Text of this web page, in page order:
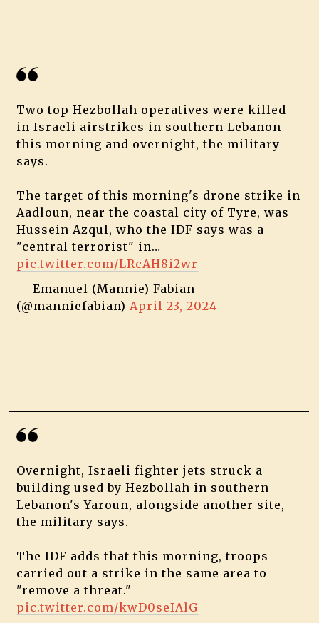
Two top Hezbollah operatives were killed
in Israeli airstrikes in southern Lebanon
this morning and overnight, the military
says.
The target of this morning's drone strike in
Aadloun, near the coastal city of Tyre, was
Hussein Azqul, who the IDF says was a
"central terrorist" in…
pic.twitter.com/LRcAH8i2wr
— Emanuel (Mannie) Fabian
(@manniefabian) April 23, 2024
Overnight, Israeli fighter jets struck a
building used by Hezbollah in southern
Lebanon's Yaroun, alongside another site,
the military says.
The IDF adds that this morning, troops
carried out a strike in the same area to
"remove a threat."
pic.twitter.com/kwD0seIAlG